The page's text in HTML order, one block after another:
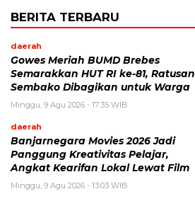
BERITA TERBARU
daerah
Gowes Meriah BUMD Brebes
Semarakkan HUT RI ke-81, Ratusan
Sembako Dibagikan untuk Warga
Minggu, 9 Agu 2026 - 17:35 WIB
daerah
Banjarnegara Movies 2026 Jadi
Panggung Kreativitas Pelajar,
Angkat Kearifan Lokal Lewat Film
Minggu, 9 Agu 2026 - 13:03 WIB